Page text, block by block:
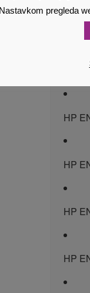
HP
HP
HP
HP
HP
HP
Nastavkom pregleda